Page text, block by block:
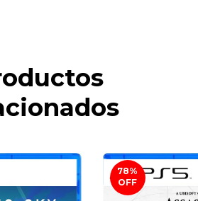
78%
OFF